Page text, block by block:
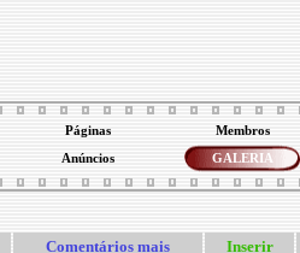
Páginas Membros
Anúncios GALERIA
Comentários mais
Inserir